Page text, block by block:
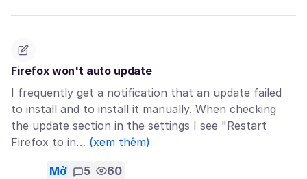
Firefox won't auto update
I frequently get a notification that an update failed
to install and to install it manually. When checking
the update section in the settings I see "Restart
Firefox to in… (xem thêm)
Mở 5 60